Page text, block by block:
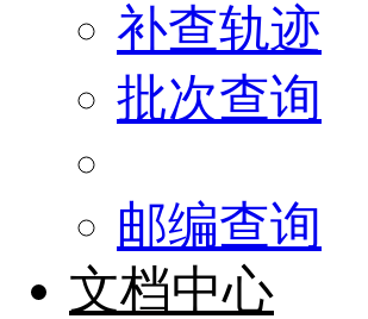
补查轨迹
批次查询
邮编查询
文档中心